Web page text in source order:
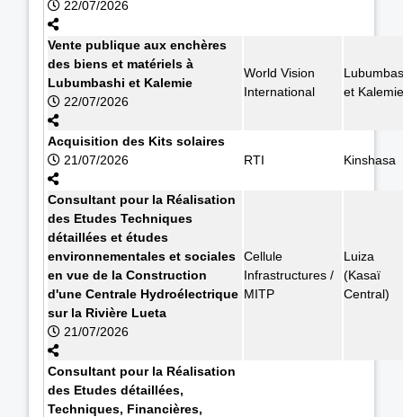
22/07/2026
Vente publique aux enchères
des biens et matériels à
Lubumbashi et Kalemie
22/07/2026
World Vision
International
et Kalemie
Acquisition des Kits solaires
21/07/2026
RTI Kinshasa
Consultant pour la Réalisation
des Etudes Techniques
détaillées et études
environnementales et sociales
en vue de la Construction
d'une Centrale Hydroélectrique
sur la Rivière Lueta
21/07/2026
Cellule
Infrastructures /
MITP
Luiza
(Kasaï
Central)
Consultant pour la Réalisation
des Etudes détaillées,
Techniques, Financières,